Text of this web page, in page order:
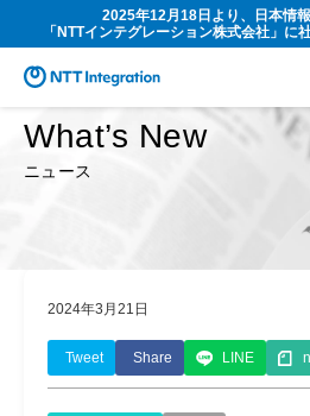
2025年12月18日より、日本情
「NTTインテグレーション株式会社」に
What’s New
ニュース
2024年3月21日
Tweet Share LINE